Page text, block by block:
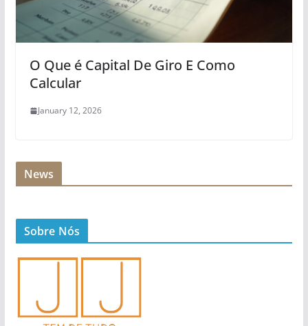
O Que é Capital De Giro E Como
Calcular
January 12, 2026
News
Sobre Nós